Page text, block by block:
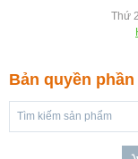
Thứ
Bản quyền